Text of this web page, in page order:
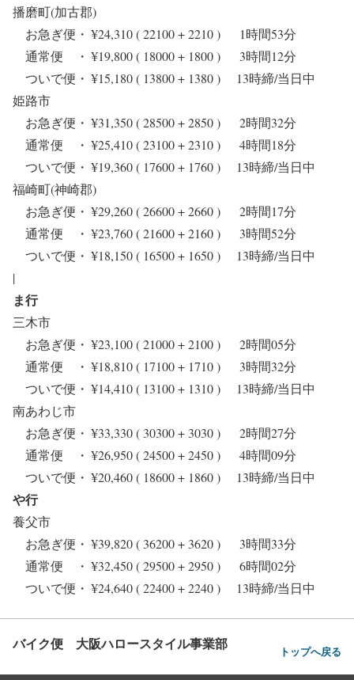
播磨町(加古郡)
お急ぎ便・ ¥24,310 ( 22100 + 2210 ) 1時間53分
通常便 ・ ¥19,800 ( 18000 + 1800 ) 3時間12分
ついで便・ ¥15,180 ( 13800 + 1380 ) 13時締/当日中
姫路市
お急ぎ便・ ¥31,350 ( 28500 + 2850 ) 2時間32分
通常便 ・ ¥25,410 ( 23100 + 2310 ) 4時間18分
ついで便・ ¥19,360 ( 17600 + 1760 ) 13時締/当日中
福崎町(神崎郡)
お急ぎ便・ ¥29,260 ( 26600 + 2660 ) 2時間17分
通常便 ・ ¥23,760 ( 21600 + 2160 ) 3時間52分
ついで便・ ¥18,150 ( 16500 + 1650 ) 13時締/当日中
|
ま行
三木市
お急ぎ便・ ¥23,100 ( 21000 + 2100 ) 2時間05分
通常便 ・ ¥18,810 ( 17100 + 1710 ) 3時間32分
ついで便・ ¥14,410 ( 13100 + 1310 ) 13時締/当日中
南あわじ市
お急ぎ便・ ¥33,330 ( 30300 + 3030 ) 2時間27分
通常便 ・ ¥26,950 ( 24500 + 2450 ) 4時間09分
ついで便・ ¥20,460 ( 18600 + 1860 ) 13時締/当日中
や行
養父市
お急ぎ便・ ¥39,820 ( 36200 + 3620 ) 3時間33分
通常便 ・ ¥32,450 ( 29500 + 2950 ) 6時間02分
ついで便・ ¥24,640 ( 22400 + 2240 ) 13時締/当日中
バイク便 大阪ハロースタイル事業部 トップへ戻る